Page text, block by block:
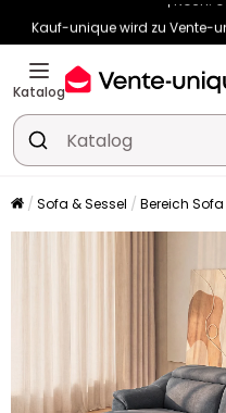
Kauf-unique wird zu Vente-
-10% ab 400€ mit
Noch:
Katalog
Sofa & Sessel Bereich Sofa